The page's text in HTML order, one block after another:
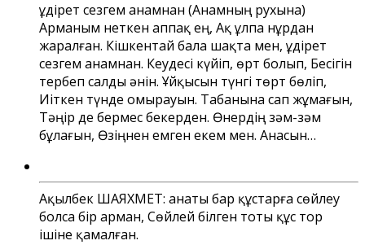
Құдірет сезгем анамнан (Анамның рухына)
Арманым неткен аппақ ең, Ақ ұлпа нұрдан
жаралған. Кішкентай бала шақта мен, Құдірет
сезгем анамнан. Кеудесі күйіп, өрт болып, Бесігін
тербеп салды әнін. Ұйқысын түнгі төрт бөліп,
Иіткен түнде омырауын. Табанына сап жұмағын,
Тәңір де бермес бекерден. Өнердің зәм-зәм
бұлағын, Өзіңнен емген екем мен. Анасын…
Ақылбек ШАЯХМЕТ: Қанаты бар құстарға сөйлеу
болса бір арман, Сөйлей білген тоты құс тор
ішіне қамалған.